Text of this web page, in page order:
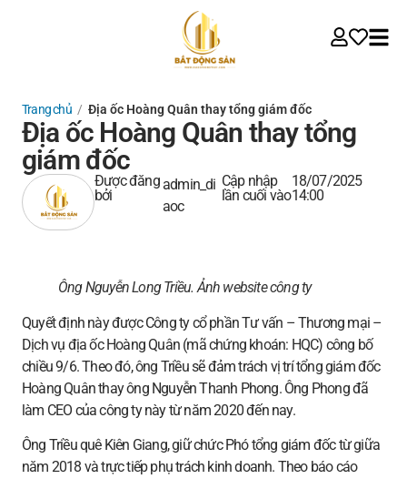
Trang chủ / Địa ốc Hoàng Quân thay tổng giám đốc
Địa ốc Hoàng Quân thay tổng
giám đốc
Được đăng
bởi
admin_di
aoc
Cập nhập
lần cuối vào
18/07/2025
14:00
Ông Nguyễn Long Triều.Ảnh website công ty
Quyết định này đượcCông ty cổ phần Tư vấn – Thương mại –
Dịch vụ địa ốc Hoàng Quân (mã chứng khoán: HQC) công bố
chiều 9/6. Theo đó, ông Triều sẽ đảm trách vị trí tổng giám đốc
Hoàng Quân thay ông Nguyễn Thanh Phong. Ông Phong đã
làm CEO của công ty này từ năm 2020 đến nay.
Ông Triều quê Kiên Giang, giữ chức Phó tổng giám đốc từ giữa
năm 2018 và trực tiếp phụ trách kinh doanh. Theo báo cáo